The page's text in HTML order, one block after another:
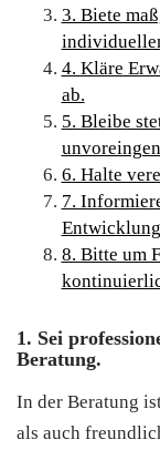
3. Biete
4. Kläre
ab.
5. Bleibe
6. Halte
7.
8. Bitte um
1. Sei
Beratung.
In der Beratung
als auch